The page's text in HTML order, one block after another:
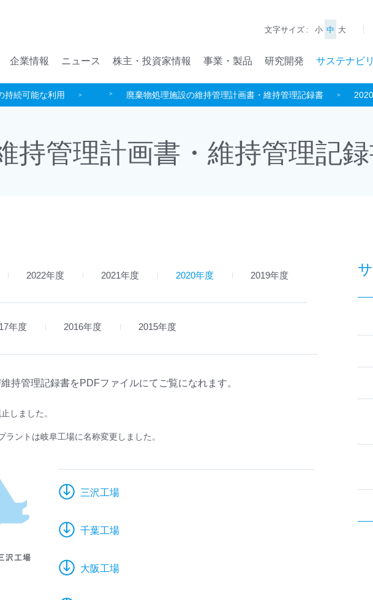
文字サイズ : 小 中 大
企業情報 ニュース 株主・投資家情報 事業・製品 研究開発 サステナビ
持続可能な利用 廃棄物処理施設の維持管理計画書・維持管理記録書
持管理計画書・維持管理記
2022年度 2021年度 2020年度 2019年度
年度 2016年度 2015年度
持管理記録書をPDFファイルにてご覧になれます。
しました。
ントは岐阜工場に名称変更しました。
三沢工場
千葉工場
大阪工場